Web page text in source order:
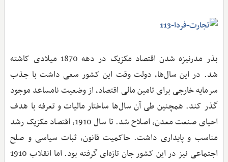
بذر مدرنیزه شدن اقتصاد مکزیک در دهه 1870 میلادی کاشته
شد. در این سال‌ها، دولت وقت این کشور سعی داشت با جذب
سرمایه خارجی برای تامین مالی اقتصاد، از وضعیت نامساعد موجود
گذر کند. همچنین طی آن سال‌ها ساختار مالیات و تعرفه با هدف
احیای صنعت معدن، اصلاح شد. تا سال 1910، اقتصاد مکزیک رشد
مناسب و پایداری داشت. حاکمیت قانون، ثبات سیاسی و صلح
اجتماعی نیز در این کشور جان تازه‌ای گرفته بود. اما انقلاب 1910